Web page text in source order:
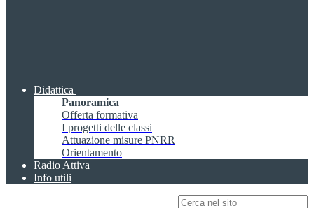
Didattica
Panoramica
Offerta formativa
I progetti delle classi
Attuazione misure PNRR
Orientamento
Radio Attiva
Info utili